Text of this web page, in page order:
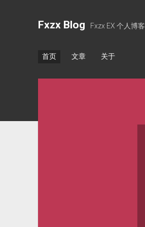
Fxzx Blog Fxzx EX 个人博客
首页 文章 关于